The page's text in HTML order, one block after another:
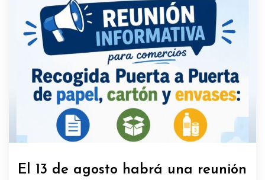
El 13 de agosto habrá una reunión